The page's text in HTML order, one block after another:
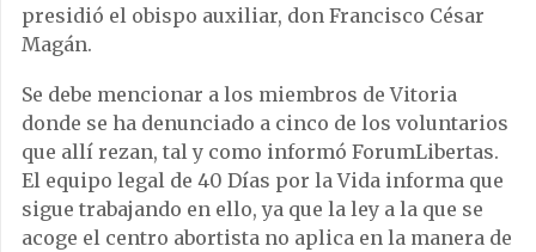
presidió el obispo auxiliar, don Francisco César
Magán.
Se debe mencionar a los miembros de Vitoria
donde se ha denunciado a cinco de los voluntarios
que allí rezan, tal y como informó ForumLibertas.
El equipo legal de 40 Días por la Vida informa que
sigue trabajando en ello, ya que la ley a la que se
acoge el centro abortista no aplica en la manera de